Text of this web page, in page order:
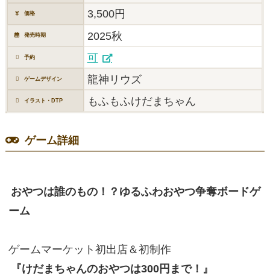
価格 3,500円
発売時期 2025秋
予約 可
ゲームデザイン 龍神リウズ
イラスト・DTP もふもふけだまちゃん
ゲーム詳細
おやつは誰のもの！？ゆるふわおやつ争奪ボードゲ
ーム
ゲームマーケット初出店＆初制作
『けだまちゃんのおやつは300円まで！』